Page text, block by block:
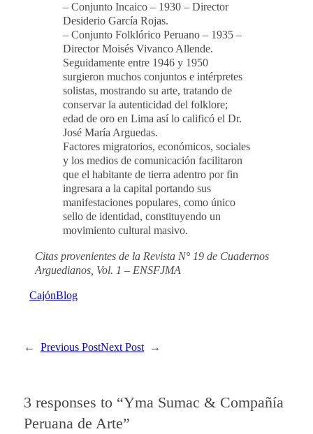
– Conjunto Incaico – 1930 – Director
Desiderio García Rojas.
– Conjunto Folklórico Peruano – 1935 –
Director Moisés Vivanco Allende.
Seguidamente entre 1946 y 1950
surgieron muchos conjuntos e intérpretes
solistas, mostrando su arte, tratando de
conservar la autenticidad del folklore;
edad de oro en Lima así lo calificó el Dr.
José María Arguedas.
Factores migratorios, económicos, sociales
y los medios de comunicación facilitaron
que el habitante de tierra adentro por fin
ingresara a la capital portando sus
manifestaciones populares, como único
sello de identidad, constituyendo un
movimiento cultural masivo.
Citas provenientes de la Revista N° 19 de Cuadernos
Arguedianos, Vol. 1 – ENSFJMA
CajónBlog
← Previous PostNext Post →
3 responses to “Yma Sumac & Compañía
Peruana de Arte”